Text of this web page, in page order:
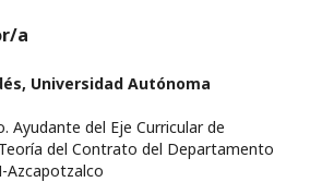
a
Universidad Autónoma
Ayudante del Eje Curricular de
del Contrato del Departamento
Azcapotzalco